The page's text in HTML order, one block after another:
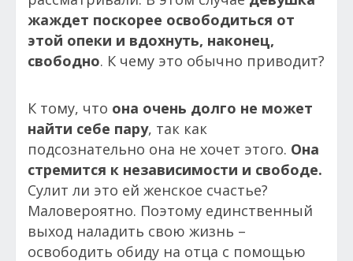
жаждет поскорее освободиться от
этой опеки и вдохнуть, наконец,
свободно. К чему это обычно приводит?
К тому, что она очень долго не может
найти себе пару, так как
подсознательно она не хочет этого. Она
стремится к независимости и свободе.
Сулит ли это ей женское счастье?
Маловероятно. Поэтому единственный
выход наладить свою жизнь –
освободить обиду на отца с помощью